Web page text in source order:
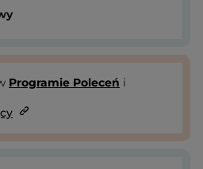
Programie Poleceń i